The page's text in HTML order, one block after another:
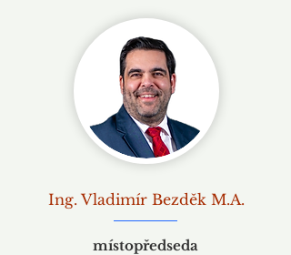
Ing. Vladimír Bezděk M.A.
místopředseda